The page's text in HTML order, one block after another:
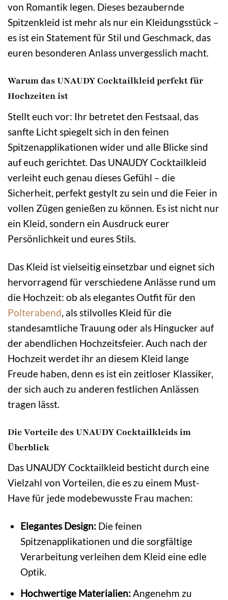
von Romantik legen. Dieses bezaubernde
Spitzenkleid ist mehr als nur ein Kleidungsstück –
es ist ein Statement für Stil und Geschmack, das
euren besonderen Anlass unvergesslich macht.
Warum das UNAUDY Cocktailkleid perfekt für
Hochzeiten ist
Stellt euch vor: Ihr betretet den Festsaal, das
sanfte Licht spiegelt sich in den feinen
Spitzenapplikationen wider und alle Blicke sind
auf euch gerichtet. Das UNAUDY Cocktailkleid
verleiht euch genau dieses Gefühl – die
Sicherheit, perfekt gestylt zu sein und die Feier in
vollen Zügen genießen zu können. Es ist nicht nur
ein Kleid, sondern ein Ausdruck eurer
Persönlichkeit und eures Stils.
Das Kleid ist vielseitig einsetzbar und eignet sich
hervorragend für verschiedene Anlässe rund um
die Hochzeit: ob als elegantes Outfit für den
Polterabend , als stilvolles Kleid für die
standesamtliche Trauung oder als Hingucker auf
der abendlichen Hochzeitsfeier. Auch nach der
Hochzeit werdet ihr an diesem Kleid lange
Freude haben, denn es ist ein zeitloser Klassiker,
der sich auch zu anderen festlichen Anlässen
tragen lässt.
Die Vorteile des UNAUDY Cocktailkleids im
Überblick
Das UNAUDY Cocktailkleid besticht durch eine
Vielzahl von Vorteilen, die es zu einem Must-
Have für jede modebewusste Frau machen:
Elegantes Design:Die feinen
Spitzenapplikationen und die sorgfältige
Verarbeitung verleihen dem Kleid eine edle
Optik.
Hochwertige Materialien:Angenehm zu